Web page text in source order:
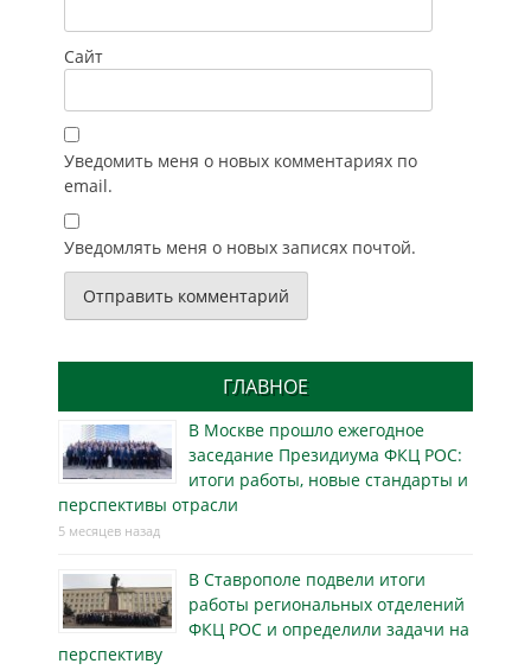
Сайт
Уведомить меня о новых комментариях по
email.
Уведомлять меня о новых записях почтой.
ГЛАВНОЕ
В Москве прошло ежегодное
заседание Президиума ФКЦ РОС:
итоги работы, новые стандарты и
перспективы отрасли
5 месяцев назад
В Ставрополе подвели итоги
работы региональных отделений
ФКЦ РОС и определили задачи на
перспективу